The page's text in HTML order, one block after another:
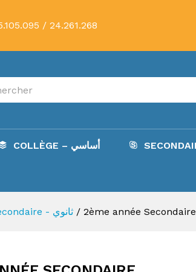
/ 24.261.268
COLLÈGE – أساسي
Secondaire - ثانوي / 2ème année Secondaire